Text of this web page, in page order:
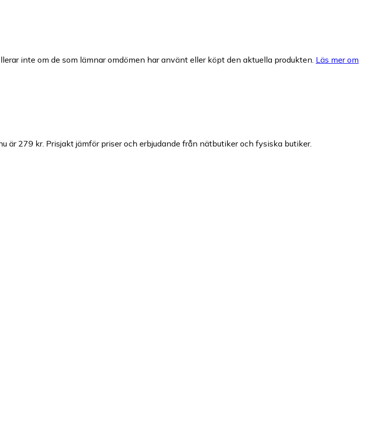
inte om de som lämnar omdömen har använt eller köpt den aktuella produkten. Läs mer om
är 279 kr. Prisjakt jämför priser och erbjudande från nätbutiker och fysiska butiker.